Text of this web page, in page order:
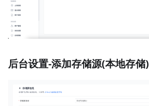
后台设置-添加存储源(本地存储)